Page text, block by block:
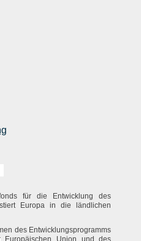
für die Entwicklung des
Europa in die ländlichen
des Entwicklungsprogramms
Europäischen Union und des